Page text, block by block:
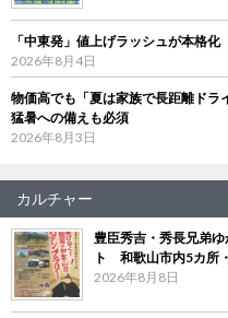
「中東発」値上げラッシュが本格
2026年8月4日
物価高でも「夏は家族で長距離ド
猛暑への備えも必須
2026年8月3日
カルチャー
豊臣秀吉・秀長兄弟
ト 和歌山市内5カ所
2026年8月8日